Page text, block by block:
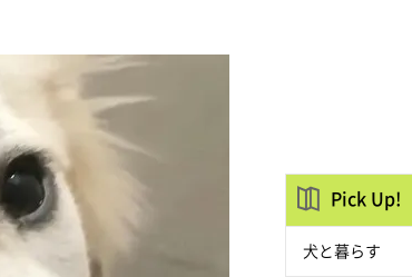
Pick Up!
犬と暮らす